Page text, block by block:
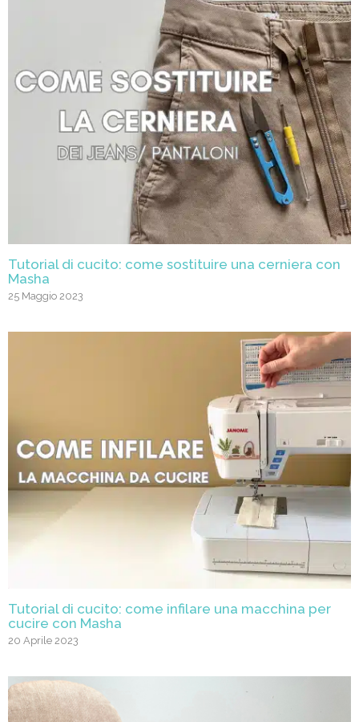
Tutorial di cucito: come sostituire una cerniera con
Masha
25 Maggio 2023
Tutorial di cucito: come infilare una macchina per
cucire con Masha
20 Aprile 2023